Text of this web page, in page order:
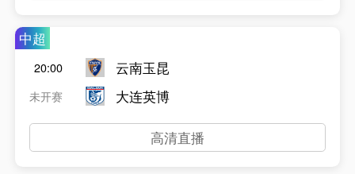
中超
20:00
未开赛
云南玉昆
大连英博
高清直播